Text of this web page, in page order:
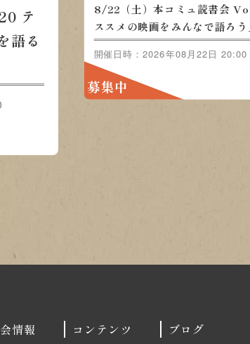
テ
語る
8/22（土）本コミュ読書会
ススメの映画をみんなで語ろう
開催日時：2026年08月22日
募集中
情報 コンテンツ ブログ